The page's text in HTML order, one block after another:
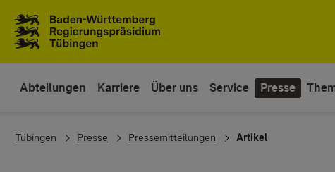
Abteilungen Karriere Über uns Service Presse
You are here:
Tübingen Presse Pressemitteilungen Artikel